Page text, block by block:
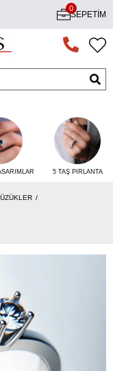
SEPETIM
0
5 TAŞ PIRLANTA